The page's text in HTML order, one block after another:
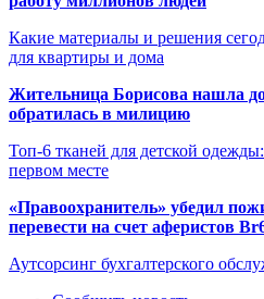
Какие материалы и решения
для квартиры и дома
Жительница Борисова нашла
обратилась в милицию
Топ-6 тканей для детской
первом месте
«Правоохранитель» убедил
перевести на счет аферистов
Аутсорсинг бухгалтерского